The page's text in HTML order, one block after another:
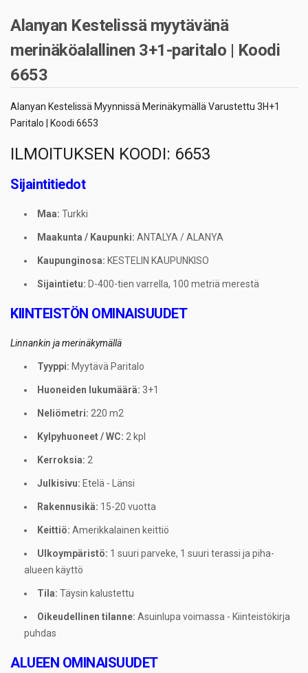
Alanyan Kestelissä myytävänä
merinäköalallinen 3+1-paritalo | Koodi
6653
Alanyan Kestelissä Myynnissä Merinäkymällä Varustettu 3H+1
Paritalo | Koodi 6653
ILMOITUKSEN KOODI: 6653
Sijaintitiedot
Maa: Turkki
Maakunta / Kaupunki: ANTALYA / ALANYA
Kaupunginosa: KESTELIN KAUPUNKISO
Sijaintietu: D-400-tien varrella, 100 metriä merestä
KIINTEISTÖN OMINAISUUDET
Linnankin ja merinäkymällä
Tyyppi: Myytävä Paritalo
Huoneiden lukumäärä: 3+1
Neliömetri: 220 m2
Kylpyhuoneet / WC: 2 kpl
Kerroksia: 2
Julkisivu: Etelä - Länsi
Rakennusikä: 15-20 vuotta
Keittiö: Amerikkalainen keittiö
Ulkoympäristö: 1 suuri parveke, 1 suuri terassi ja piha-
alueen käyttö
Tila: Täysin kalustettu
Oikeudellinen tilanne: Asuinlupa voimassa - Kiinteistökirja
puhdas
ALUEEN OMINAISUUDET